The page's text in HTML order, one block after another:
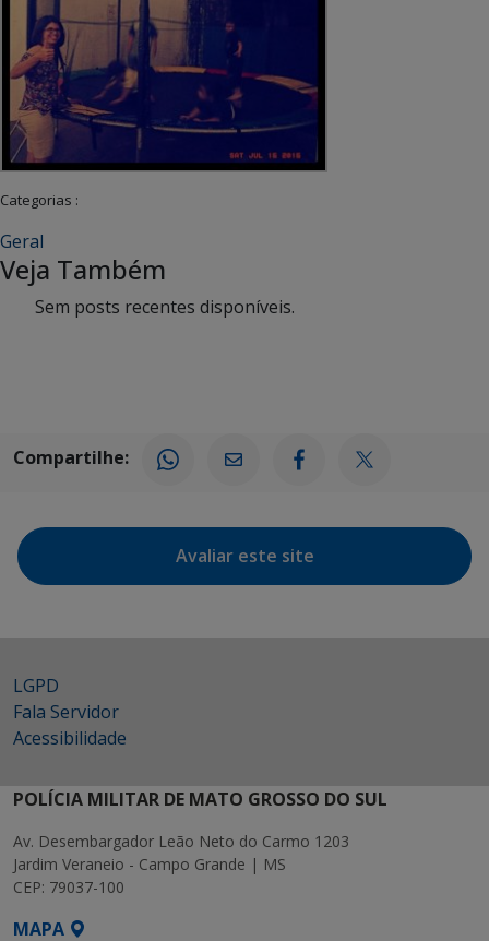
Categorias :
Geral
Veja Também
Sem posts recentes disponíveis.
Compartilhe:
Avaliar este site
LGPD
Fala Servidor
Acessibilidade
POLÍCIA MILITAR DE MATO GROSSO DO SUL
Av. Desembargador Leão Neto do Carmo 1203
Jardim Veraneio - Campo Grande | MS
CEP: 79037-100
MAPA